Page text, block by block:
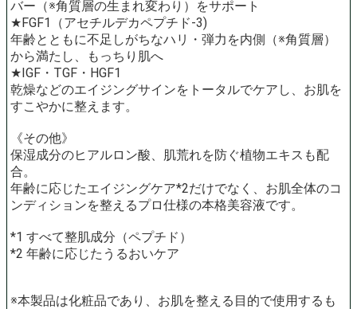
バー（※角質層の生まれ変わり）をサポート​
★FGF1（アセチルデカペプチド-3)
年齢とともに不足しがちなハリ・弾力を内側（※角質層）
から満たし、もっちり肌へ​
★IGF・TGF・HGF1
乾燥などのエイジングサインをトータルでケアし、お肌を
すこやかに整えます。
《その他》
保湿成分のヒアルロン酸、肌荒れを防ぐ植物エキスも配
合。
年齢に応じたエイジングケア*2だけでなく、お肌全体のコ
ンディションを整えるプロ仕様の本格美容液です。
*1 すべて整肌成分（ペプチド）
*2 年齢に応じたうるおいケア
※本製品は化粧品であり、お肌を整える目的で使用するも